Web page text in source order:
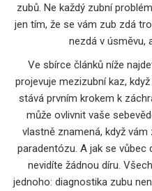
zubů. Ne každý zubní
jen tím, že se vám zub zdá
nezdá v úsměvu,
Ve sbírce článků níže
projevuje mezizubní kaz,
stává prvním krokem k
může ovlivnit vaše
vlastně znamená, když
paradentózu. A jak se vůbec
nevidíte žádnou díru.
jednoho: diagnostika zubu